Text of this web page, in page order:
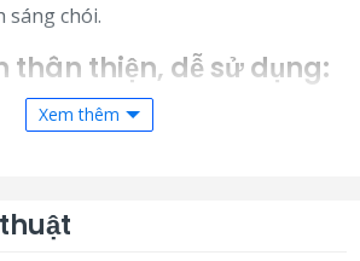
sáng chói.
thân thiện, dễ sử dụng:
minh Sharpeyes SH88 sử dụng hệ
SH88 chính là thiết bị hết
Xem thêm